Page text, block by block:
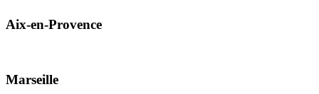
Aix-en-Provence
Marseille